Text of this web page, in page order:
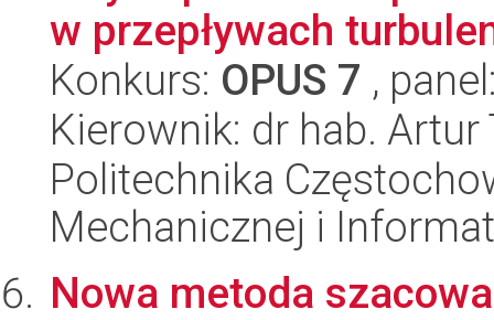
w przepływach
Konkurs: OPUS 7 ,
Kierownik: dr hab.
Politechnika
Mechanicznej i
Nowa metoda